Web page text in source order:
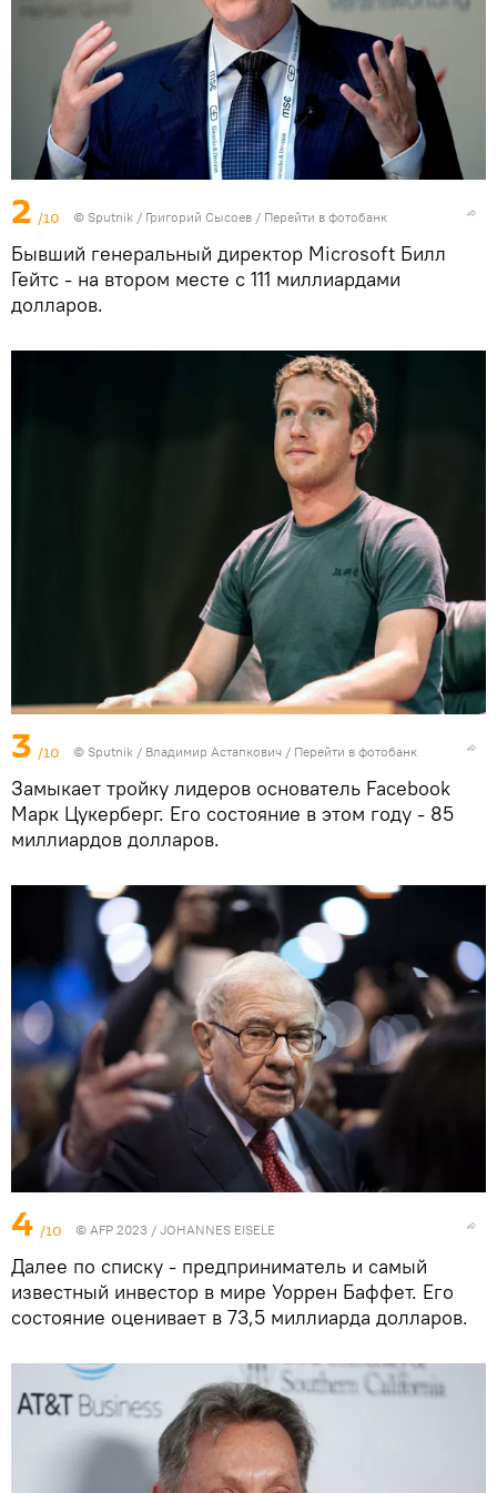
2 /10 © Sputnik / Григорий Сысоев / Перейти в фотобанк
Бывший генеральный директор Microsoft Билл
Гейтс - на втором месте с 111 миллиардами
долларов.
3 /10 © Sputnik / Владимир Астапкович / Перейти в фотобанк
Замыкает тройку лидеров основатель Facebook
Марк Цукерберг. Его состояние в этом году - 85
миллиардов долларов.
4 /10 © AFP 2023 / JOHANNES EISELE
Далее по списку - предприниматель и самый
известный инвестор в мире Уоррен Баффет. Его
состояние оценивает в 73,5 миллиарда долларов.